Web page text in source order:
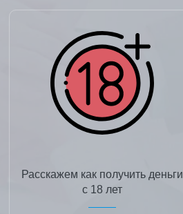
Расскажем как получить деньги
с 18 лет